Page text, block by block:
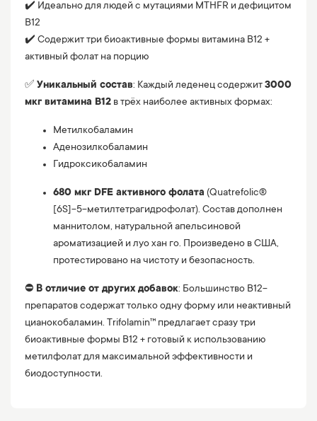
✔️ Идеально для людей с мутациями MTHFR и дефицитом
B12
✔️ Содержит три биоактивные формы витамина B12 +
активный фолат на порцию
✅ Уникальный состав: Каждый леденец содержит3000
мкг витамина B12 в трёх наиболее активных формах:
Метилкобаламин
Аденозилкобаламин
Гидроксикобаламин
680 мкг DFE активного фолата (Quatrefolic®
[6S]-5-метилтетрагидрофолат). Состав дополнен
маннитолом, натуральной апельсиновой
ароматизацией и луо хан го. Произведено в США,
протестировано на чистоту и безопасность.
⛔️ В отличие от других добавок: Большинство B12-
препаратов содержат только одну форму или неактивный
цианокобаламин. Trifolamin™ предлагает сразу три
биоактивные формы B12 + готовый к использованию
метилфолат для максимальной эффективности и
биодоступности.